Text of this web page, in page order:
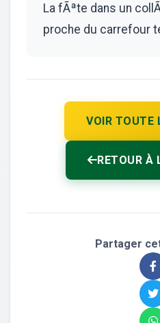
La fÃªte dans un
proche du carrefour
VOIR TOUTE
RETOUR À
Partager